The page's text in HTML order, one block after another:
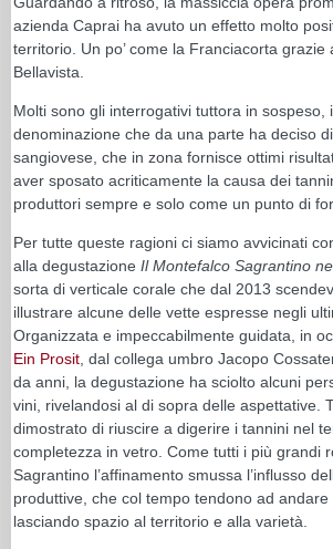
azienda Caprai ha avuto un effetto molto
territorio. Un po’ come la Franciacorta grazie
Bellavista.
Molti sono gli interrogativi tuttora in sospeso,
denominazione che da una parte ha deciso
sangiovese, che in zona fornisce ottimi
aver sposato acriticamente la causa dei
produttori sempre e solo come un punto di
Per tutte queste ragioni ci siamo avvicinati
alla degustazione Il Montefalco Sagrantino
sorta di verticale corale che dal 2013
illustrare alcune delle vette espresse negli
Organizzata e impeccabilmente guidata, in
Ein Prosit , dal collega umbro Jacopo
da anni, la degustazione ha sciolto alcuni
vini, rivelandosi al di sopra delle aspettative.
dimostrato di riuscire a digerire i tannini nel
completezza in vetro. Come tutti i più grandi
Sagrantino l’affinamento smussa l’influsso
produttive, che col tempo tendono ad andare
lasciando spazio al territorio e alla varietà.